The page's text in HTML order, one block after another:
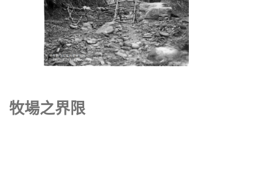
牧場之界限